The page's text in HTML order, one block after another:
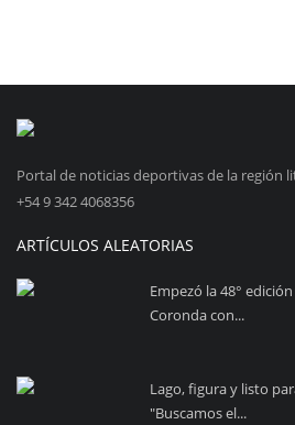
Portal de noticias deportivas de la región
+54 9 342 4068356
ARTÍCULOS ALEATORIAS
Empezó la 48°
Coronda con...
Lago, figura y listo
"Buscamos el...